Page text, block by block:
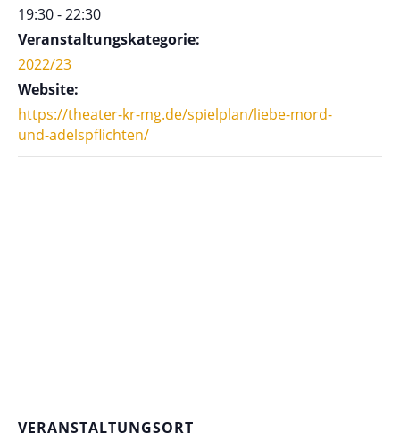
19:30 - 22:30
Veranstaltungskategorie:
2022/23
Website:
https://theater-kr-mg.de/spielplan/liebe-mord-
und-adelspflichten/
VERANSTALTUNGSORT